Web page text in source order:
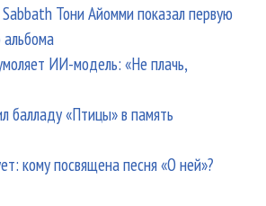
Тони Айомми показал первую
альбома
ИИ-модель: «Не плачь,
балладу «Птицы» в память
кому посвящена песня «О ней»?